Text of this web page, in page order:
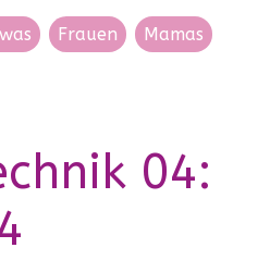
Frauen Mamas
04: